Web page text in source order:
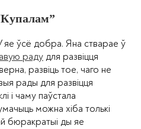
ўсё добра. Яна стварае ў
радудля развіцця
развіць тое, чаго не
рады для развіцця
і чаму паўстала
можна хіба толькі
бюракратыі ды яе